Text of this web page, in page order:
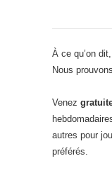
À ce qu’on
Nous
Venez
autres pour
préférés.